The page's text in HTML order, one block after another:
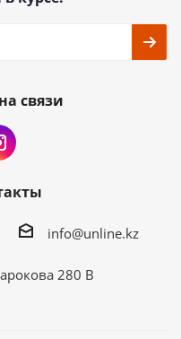
связи
info@unline.kz
280 В